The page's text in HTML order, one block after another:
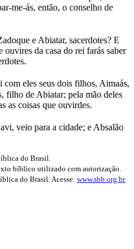
me-ás, então, o conselho de
e Abiatar, sacerdotes? E
ouvires da casa do rei farás saber
com eles seus dois filhos, Aimaás,
filho de Abiatar; pela mão deles
as coisas que ouvirdes.
veio para a cidade; e Absalão
do Brasil.
bíblico utilizado com autorização.
do Brasil. Acesse: www.sbb.org.br